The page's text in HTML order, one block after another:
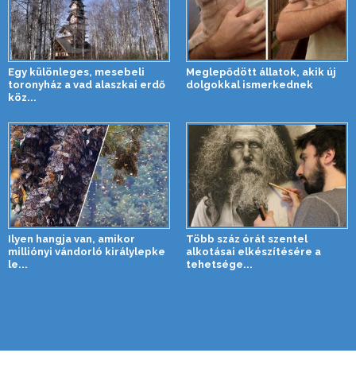
Egy különleges, mesebeli
toronyház a vad alaszkai erdő
köz...
Meglepődött állatok, akik új
dolgokkal ismerkednek
Ilyen hangja van, amikor
milliónyi vándorló királylepke
le...
Több száz órát szentel
alkotásai elkészítésére a
tehetsége...